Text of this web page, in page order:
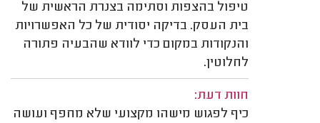
טיפול בהצפות וסתימה בצנרת הראשית של
בית העסק. בדיקה יסודית של כל האפשרויות
והנקודות במקום כדי לוודא שהבעיה פתורה
לחלוטין.
חוות דעת:
כיף לפגוש מישהו מקצועי שלא מחפף ועושה